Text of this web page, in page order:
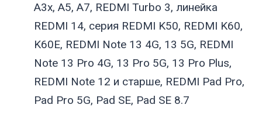
A3x, A5, A7, REDMI Turbo 3, линейка
REDMI 14, серия REDMI K50, REDMI K60,
K60E, REDMI Note 13 4G, 13 5G, REDMI
Note 13 Pro 4G, 13 Pro 5G, 13 Pro Plus,
REDMI Note 12 и старше, REDMI Pad Pro,
Pad Pro 5G, Pad SE, Pad SE 8.7